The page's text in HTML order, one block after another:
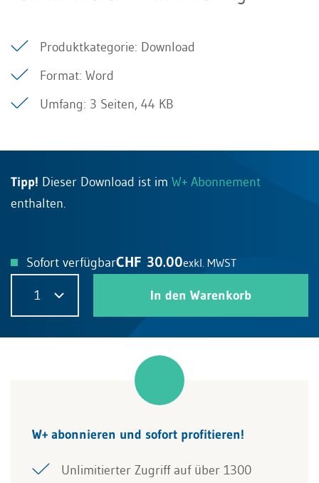
Produktkategorie: Download
Format: Word
Umfang: 3 Seiten, 44 KB
Tipp! Dieser Download ist im W+ Abonnement
enthalten.
Sofort verfügbarCHF 30.00exkl. MWST
1 In den Warenkorb
W+ abonnieren und sofort profitieren!
Unlimitierter Zugriff auf über 1300